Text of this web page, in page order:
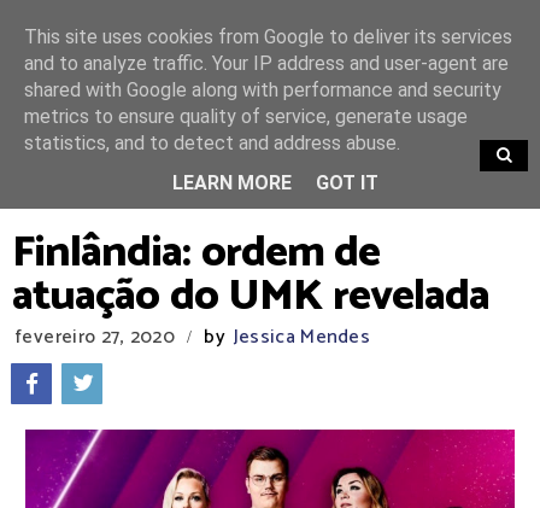
TRENDING
Finlândia: ordem de
atuação do UMK revelada
fevereiro 27, 2020 / by Jessica Mendes
This site uses cookies from Google to deliver its services
and to analyze traffic. Your IP address and user-agent are
shared with Google along with performance and security
metrics to ensure quality of service, generate usage
statistics, and to detect and address abuse.
LEARN MORE
GOT IT